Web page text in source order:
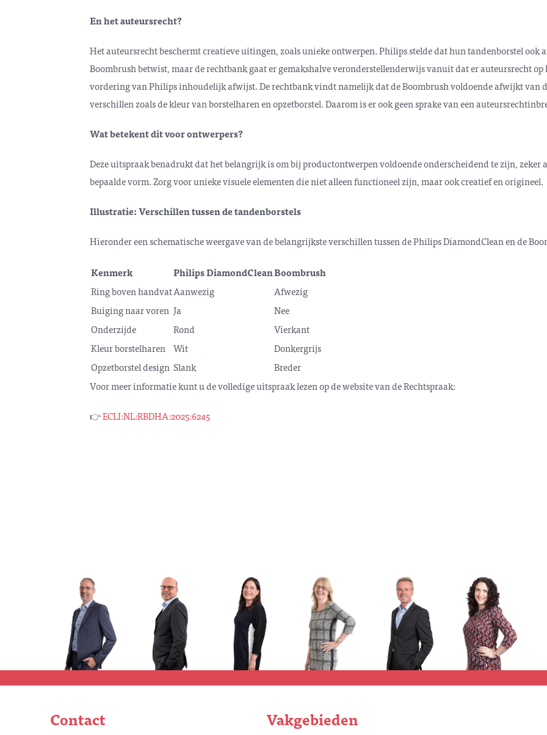
En het auteursrecht?
Het auteursrecht beschermt creatieve uitingen, zoals unieke ontwerpen. Philips stelde dat hun tandenborstel
Boombrush betwist, maar de rechtbank gaat er gemakshalve veronderstellenderwijs vanuit dat er auteursrecht
vordering van Philips inhoudelijk afwijst. De rechtbank vindt namelijk dat de Boombrush voldoende afwijkt van
verschillen zoals de kleur van borstelharen en opzetborstel. Daarom is er ook geen sprake van een
Wat betekent dit voor ontwerpers?
Deze uitspraak benadrukt dat het belangrijk is om bij productontwerpen voldoende onderscheidend te zijn, zeker
bepaalde vorm. Zorg voor unieke visuele elementen die niet alleen functioneel zijn, maar ook creatief en origineel.
Illustratie: Verschillen tussen de tandenborstels
Hieronder een schematische weergave van de belangrijkste verschillen tussen de Philips DiamondClean en de
Kenmerk Philips DiamondCleanBoombrush
Ring boven handvatAanwezig
Afwezig
Buiging naar voren Ja
Nee
Onderzijde
Rond
Vierkant
Kleur borstelharen Wit
Donkergrijs
Opzetborstel design Slank
Breder
Voor meer informatie kunt u de volledige uitspraak lezen op de website van de Rechtspraak:
👉ECLI:NL:RBDHA:2025:6245
Contact Vakgebieden